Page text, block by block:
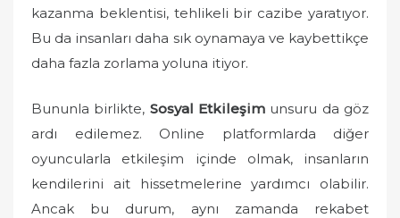
kazanma beklentisi, tehlikeli bir cazibe yaratıyor.
Bu da insanları daha sık oynamaya ve kaybettikçe
daha fazla zorlama yoluna itiyor.
Bununla birlikte, Sosyal Etkileşim unsuru da göz
ardı edilemez. Online platformlarda diğer
oyuncularla etkileşim içinde olmak, insanların
kendilerini ait hissetmelerine yardımcı olabilir.
Ancak bu durum, aynı zamanda rekabet